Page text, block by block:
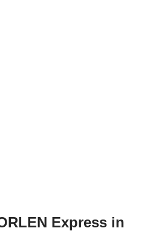
Express in